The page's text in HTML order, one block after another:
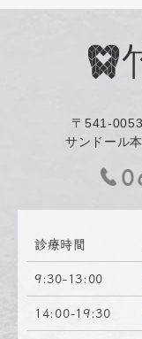
〒541-0053
サンドール
診療時間
9:30-13:00
14:00-19:30